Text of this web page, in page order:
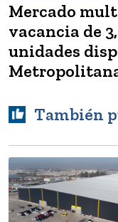
Mercado
vacancia de
unidades
También